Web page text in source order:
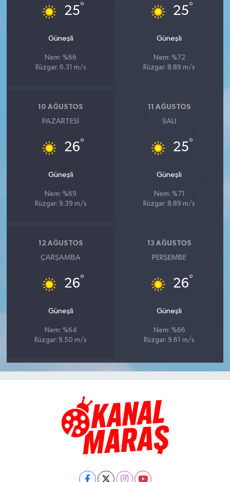
25°
Güneşli
Nem: %66
Rüzgar: 6.31 m/s
25°
Güneşli
Nem: %72
Rüzgar: 8.89 m/s
10 AĞUSTOS
PAZARTESI
26°
Güneşli
Nem: %69
Rüzgar: 9.39 m/s
11 AĞUSTOS
SALI
25°
Güneşli
Nem: %71
Rüzgar: 8.89 m/s
12 AĞUSTOS
ÇARŞAMBA
26°
Güneşli
Nem: %64
Rüzgar: 9.50 m/s
13 AĞUSTOS
PERŞEMBE
26°
Güneşli
Nem: %66
Rüzgar: 9.61 m/s